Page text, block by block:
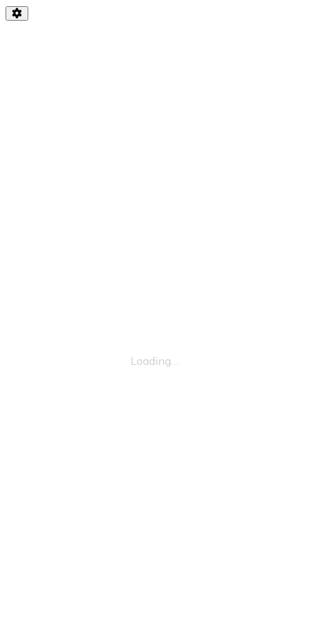
Loading…